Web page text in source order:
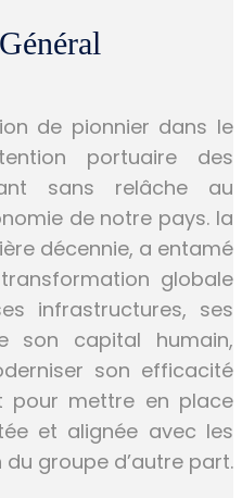
de pionnier dans le
portuaire des
sans relâche au
de notre pays. la
décennie, a entamé
globale
infrastructures, ses
son capital humain,
son efficacité
pour mettre en place
et alignée avec les
groupe d’autre part.